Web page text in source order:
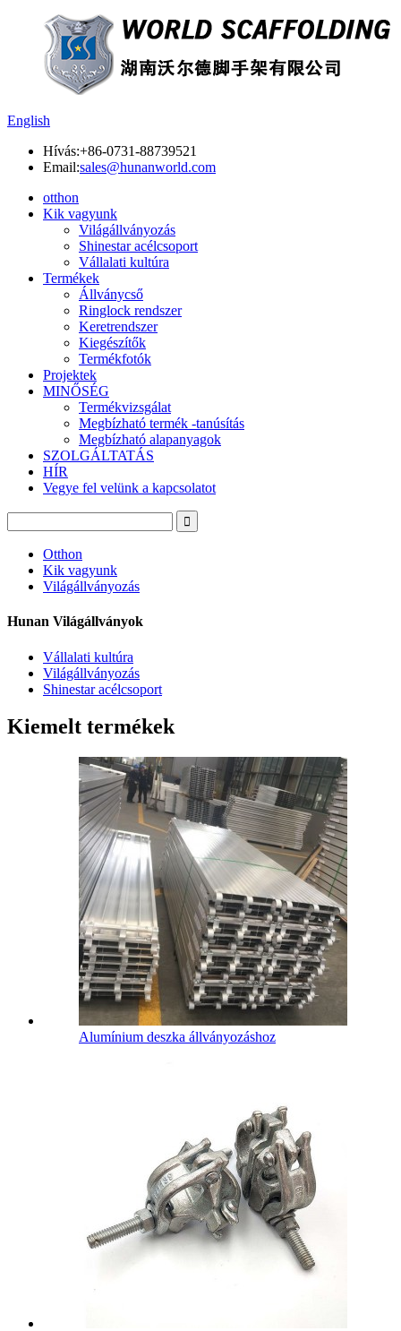
English
Hívás:+86-0731-88739521
Email:sales@hunanworld.com
otthon
Kik vagyunk
Világállványozás
Shinestar acélcsoport
Vállalati kultúra
Termékek
Állványcső
Ringlock rendszer
Keretrendszer
Kiegészítők
Termékfotók
Projektek
MINŐSÉG
Termékvizsgálat
Megbízható termék -tanúsítás
Megbízható alapanyagok
SZOLGÁLTATÁS
HÍR
Vegye fel velünk a kapcsolatot
Otthon
Kik vagyunk
Világállványozás
Hunan Világállványok
Vállalati kultúra
Világállványozás
Shinestar acélcsoport
Kiemelt termékek
Alumínium deszka állványozáshoz